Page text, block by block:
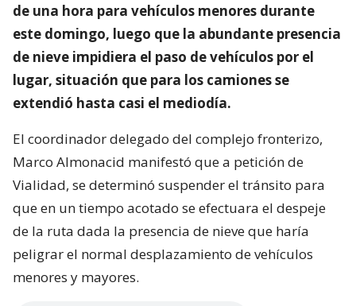
de una hora para vehículos menores durante
este domingo, luego que la abundante presencia
de nieve impidiera el paso de vehículos por el
lugar, situación que para los camiones se
extendió hasta casi el mediodía.
El coordinador delegado del complejo fronterizo,
Marco Almonacid manifestó que a petición de
Vialidad, se determinó suspender el tránsito para
que en un tiempo acotado se efectuara el despeje
de la ruta dada la presencia de nieve que haría
peligrar el normal desplazamiento de vehículos
menores y mayores.